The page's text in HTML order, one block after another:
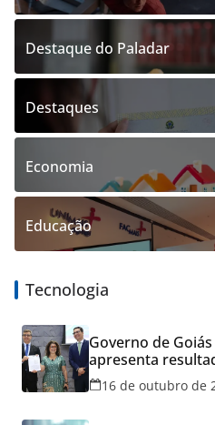
Destaque do Paladar
Destaques
Economia
Educação
Tecnologia
Governo de
apresenta
16 de outubro de